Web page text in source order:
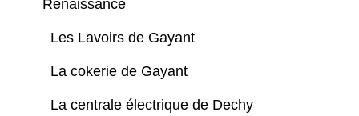
Renaissance
Les Lavoirs de Gayant
La cokerie de Gayant
La centrale électrique de Dechy